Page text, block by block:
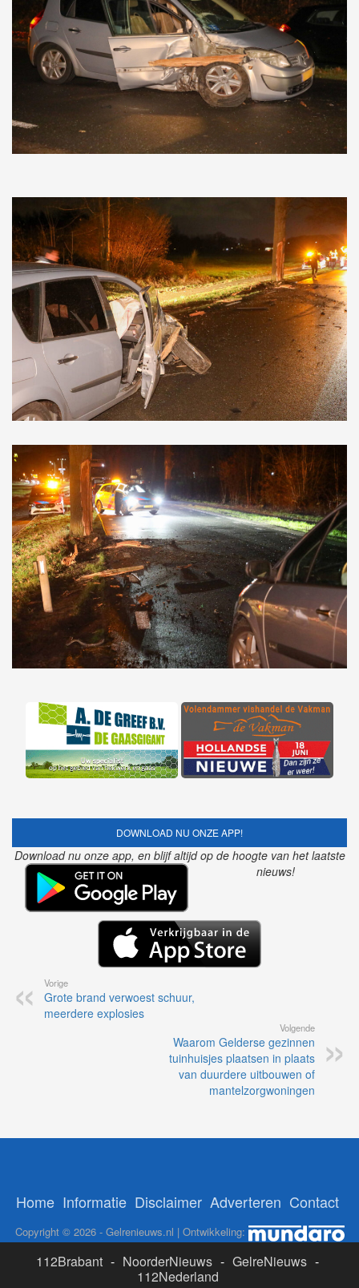
DOWNLOAD NU ONZE APP!
Download nu onze app, en blijf altijd op de hoogte van het laatste
nieuws!
Vorige
Grote brand verwoest schuur,
meerdere explosies
Volgende
Waarom Gelderse gezinnen
tuinhuisjes plaatsen in plaats
van duurdere uitbouwen of
mantelzorgwoningen
Home Informatie Disclaimer Adverteren Contact
Copyright © 2026 - Gelrenieuws.nl | Ontwikkeling:
112Brabant - NoorderNieuws - GelreNieuws -
112Nederland